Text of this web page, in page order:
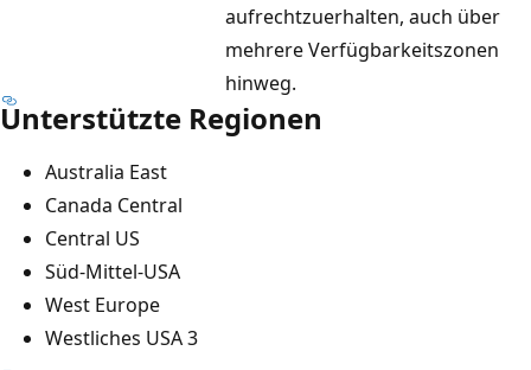
aufrechtzuerhalten, auch über
mehrere Verfügbarkeitszonen
hinweg.
Unterstützte Regionen
Australia East
Canada Central
Central US
Süd-Mittel-USA
West Europe
Westliches USA 3